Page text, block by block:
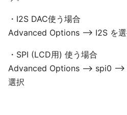
・I2S DAC使う場合
Advanced Options --> I2S を
・SPI (LCD用) 使う場合
Advanced Options --> spi0 --
選択